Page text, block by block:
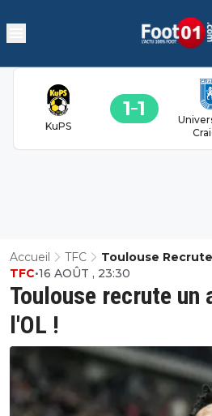
KuPS
1 1
Accueil TFC Toulouse
Toulouse recrute un
l'OL !
TFC•16 AOÛT , 23:30